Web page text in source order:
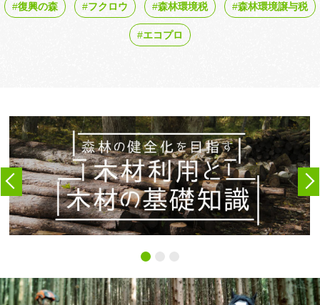
復興の森 フクロウ 森林環境税 森林環境譲与税
エコプロ